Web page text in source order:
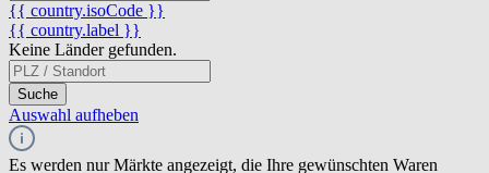
{{ country.isoCode }}
{{ country.label }}
Keine Länder gefunden.
Suche
Auswahl aufheben
Es werden nur Märkte angezeigt, die Ihre gewünschten Waren